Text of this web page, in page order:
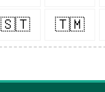
🇸🇹 🇹🇲